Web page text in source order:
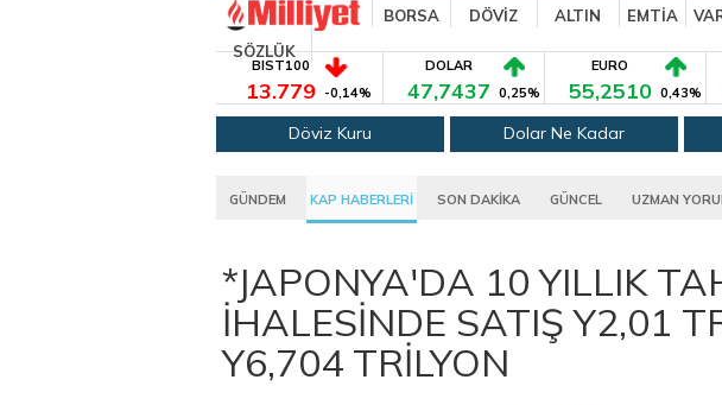
BORSA DÖVİZ ALTIN EMTİA
SÖZLÜK
BIST100
13.779 -0,14%
DOLAR
47,7437 0,25%
EURO
55,2510 0,43%
Döviz Kuru Dolar Ne Kadar
GÜNDEM KAP HABERLERİ SON DAKİKA GÜNCEL UZMAN
*JAPONYA'DA 10 YILLIK
İHALESİNDE SATIŞ Y2,01
Y6,704 TRİLYON